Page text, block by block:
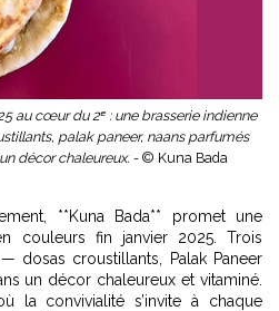
au cœur du 2ᵉ : une brasserie indienne
palak paneer, naans parfumés
décor chaleureux. - © Kuna Bada
**Kuna Bada** promet une
couleurs fin janvier 2025. Trois
dosas croustillants, Palak Paneer
un décor chaleureux et vitaminé.
la convivialité s’invite à chaque